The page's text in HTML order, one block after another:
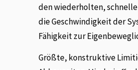
den wiederholten,
die Geschwindigkeit der
Fähigkeit zur
Größte, konstruktive